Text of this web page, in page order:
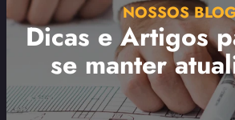
NOSSOS
Dicas e Artigos
se manter